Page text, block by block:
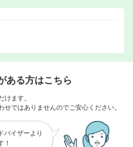
ある方はこちら
けます。
ではありませんのでご安心ください。
バイザーより
！